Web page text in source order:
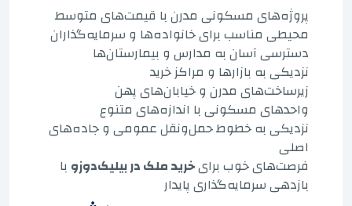
پروژه‌های مسکونی مدرن با قیمت‌های متوسط
محیطی مناسب برای خانواده‌ها و سرمایه‌گذاران
دسترسی آسان به مدارس و بیمارستان‌ها
نزدیکی به بازارها و مراکز خرید
زیرساخت‌های مدرن و خیابان‌های پهن
واحدهای مسکونی با اندازه‌های متنوع
نزدیکی به خطوط حمل‌ونقل عمومی و جاده‌های
اصلی
فرصت‌های خوب برایخرید ملک در بیلیک‌دوزو با
بازدهی سرمایه‌گذاری پایدار